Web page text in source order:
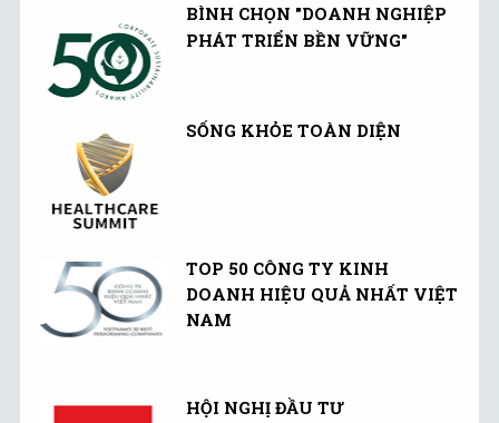
BÌNH CHỌN "DOANH NGHIỆP
PHÁT TRIỂN BỀN VỮNG"
SỐNG KHỎE TOÀN DIỆN
TOP 50 CÔNG TY KINH
DOANH HIỆU QUẢ NHẤT VIỆT
NAM
HỘI NGHỊ ĐẦU TƯ